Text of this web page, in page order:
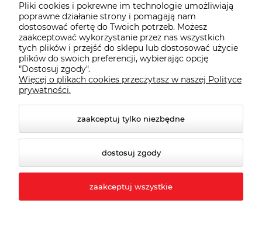
Wybrane Kategorie
Wybrane Marki
Wiedza o BHP
© 2026 behapownia.pl. Wszelkie prawa zastrzeżone.
Pliki cookies i pokrewne im technologie umożliwiają
poprawne działanie strony i pomagają nam
dostosować ofertę do Twoich potrzeb. Możesz
zaakceptować wykorzystanie przez nas wszystkich
tych plików i przejść do sklepu lub dostosować użycie
plików do swoich preferencji, wybierając opcję
"Dostosuj zgody".
Więcej o plikach cookies przeczytasz w naszej Polityce
prywatności.
zaakceptuj tylko niezbędne
dostosuj zgody
zaakceptuj wszystkie